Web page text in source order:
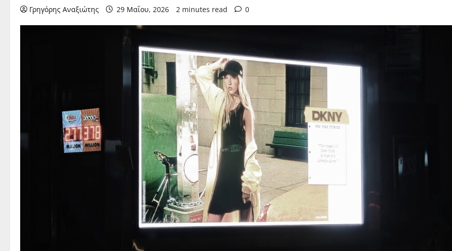
Γρηγόρης Αναξιώτης 29 Μαΐου, 2026 2 minutes read 0